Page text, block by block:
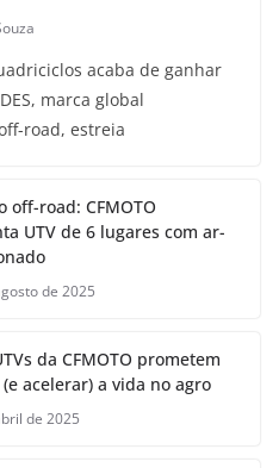
acaba de ganhar
marca global
road, estreia
off-road: CFMOTO
UTV de 6 lugares com ar-
de 2025
da CFMOTO prometem
acelerar) a vida no agro
de 2025